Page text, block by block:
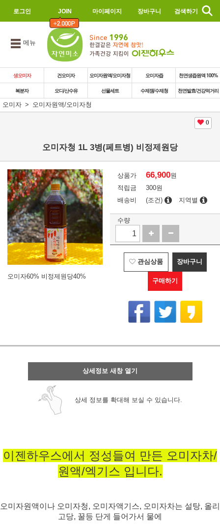
로그인 JOIN 마이페이지 장바구니 검색하기
메뉴
생오미자 건오미자 오미자원액/오미자청 오미자즙 천연생즙원액 100%
복분자 오디/산수유 선물세트 수제잼/수제청
천연발효/건강먹거리
오미자
오미자원액/오미자청
0
오미자청 1L 3병(페트병) 비정제원당
오미자60% 비정제원당40%
상품가 66,900원
적립금
300원
배송비
(조건) 지역별
수량
관심상품 장바구니
구매하기
상세정보 새창 열기
상세 정보를 확대해 보실 수 있습니다.
이젠하우스에서 정성들여 만든 오미자차/
원액/엑기스 입니다.
오미자원액이나 오미자청, 오미자액기스, 오미자차는 설탕, 올리
고당, 꿀등 단게 들어가서 물에